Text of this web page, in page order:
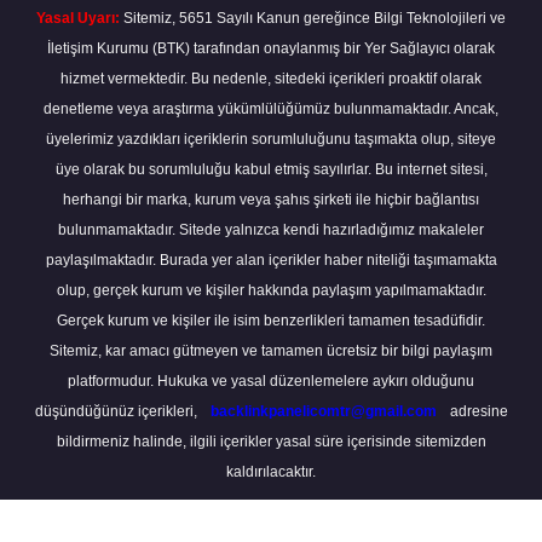
Yasal Uyarı: Sitemiz, 5651 Sayılı Kanun gereğince Bilgi Teknolojileri ve
İletişim Kurumu (BTK) tarafından onaylanmış bir Yer Sağlayıcı olarak
hizmet vermektedir. Bu nedenle, sitedeki içerikleri proaktif olarak
denetleme veya araştırma yükümlülüğümüz bulunmamaktadır. Ancak,
üyelerimiz yazdıkları içeriklerin sorumluluğunu taşımakta olup, siteye
üye olarak bu sorumluluğu kabul etmiş sayılırlar. Bu internet sitesi,
herhangi bir marka, kurum veya şahıs şirketi ile hiçbir bağlantısı
bulunmamaktadır. Sitede yalnızca kendi hazırladığımız makaleler
paylaşılmaktadır. Burada yer alan içerikler haber niteliği taşımamakta
olup, gerçek kurum ve kişiler hakkında paylaşım yapılmamaktadır.
Gerçek kurum ve kişiler ile isim benzerlikleri tamamen tesadüfidir.
Sitemiz, kar amacı gütmeyen ve tamamen ücretsiz bir bilgi paylaşım
platformudur. Hukuka ve yasal düzenlemelere aykırı olduğunu
düşündüğünüz içerikleri,
backlinkpanelicomtr@gmail.com
adresine
bildirmeniz halinde, ilgili içerikler yasal süre içerisinde sitemizden
kaldırılacaktır.